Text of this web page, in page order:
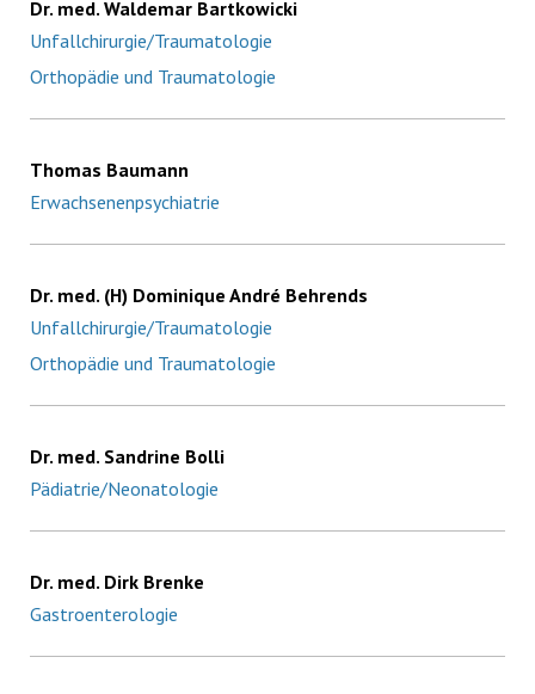
Dr. med. Waldemar Bartkowicki
Unfallchirurgie/Traumatologie
Orthopädie und Traumatologie
Thomas Baumann
Erwachsenenpsychiatrie
Dr. med. (H) Dominique André Behrends
Unfallchirurgie/Traumatologie
Orthopädie und Traumatologie
Dr. med. Sandrine Bolli
Pädiatrie/Neonatologie
Dr. med. Dirk Brenke
Gastroenterologie